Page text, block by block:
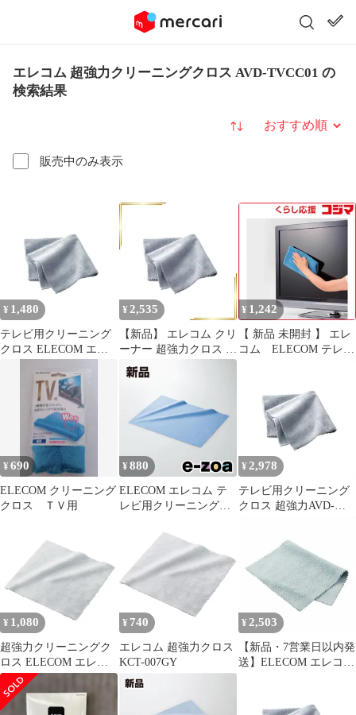
エレコム 超強力クリーニングクロス AVD-TVCC01 の
検索結果
販売中のみ表示
並び替え
¥ 1,480
テレビ用クリーニング
クロス ELECOM エレ
【普通郵便にて5営業日
以内発送】
¥ 2,535
【新品】 エレコム クリ
ーナー 超強力クロス グ
レー AVD-TVCC01 0
¥ 1,242
【 新品 未開封 】 エレ
コム ELECOM テレビ
TVCC02 未使用 送料無
¥690
ELECOM クリーニング
クロス ＴＶ用
¥880
ELECOM エレコム テ
レビ用クリーニングク
TVCCMN (2242609)
¥ 2,978
テレビ用クリーニング
クロス 超強力AVD-
¥ 1,080
超強力クリーニングク
ロス ELECOM エレコ
ム KCT-007GY 【普
通郵便にて5営業日以内
発送】
¥ 740
エレコム 超強力クロス
KCT-007GY
¥ 2,503
【新品・7営業日以内発
送】ELECOM エレコム
クロス 超極細繊維 ベリ